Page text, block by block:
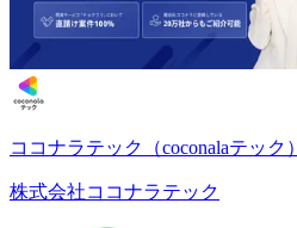
ココナラテック（coconalaテック）
株式会社ココナラテック